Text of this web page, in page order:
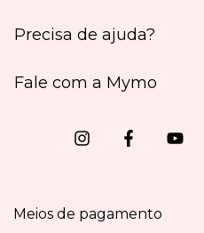
Precisa de ajuda?
Fale com a Mymo
Meios de pagamento